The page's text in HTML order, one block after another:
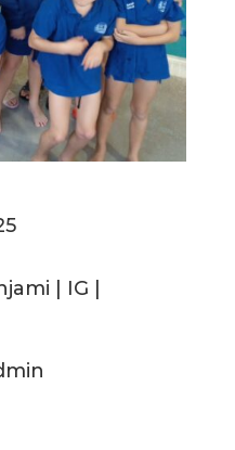
IG